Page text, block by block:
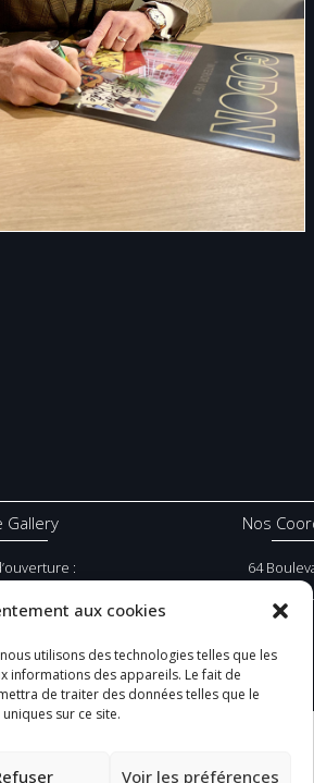
aux cookies
utilisons des technologies telles que les
informations des appareils. Le fait de
de traiter des données telles que le
sur ce site.
Voir les préférences
Gallery
:
au dimanche :
en dehors des
scolaires.
Nos
64
62520 Le
03